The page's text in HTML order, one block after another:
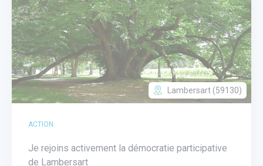
Lambersart (59130)
ACTION
Je rejoins activement la démocratie participative
de Lambersart